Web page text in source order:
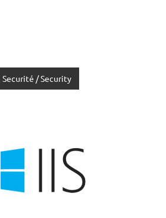
Securité / Security